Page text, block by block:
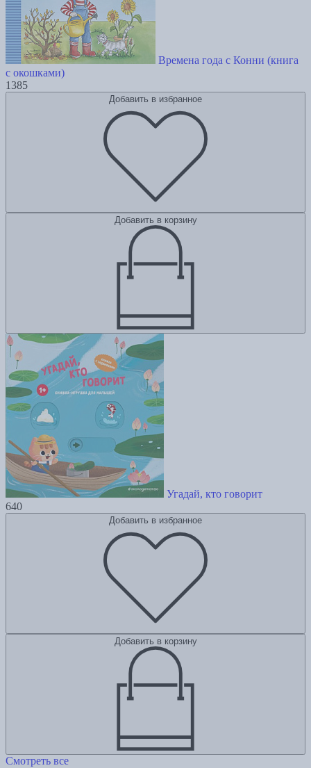
Времена года с Конни (книга
с окошками)
1385
Добавить в избранное
Добавить в корзину
Угадай, кто говорит
640
Добавить в избранное
Добавить в корзину
Смотреть все